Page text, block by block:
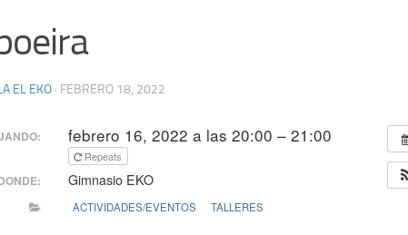
EL EKO · FEBRERO 18, 2022
febrero 16, 2022 a las 20:00 – 21:00
Repeats
Gimnasio EKO
ACTIVIDADES/EVENTOS TALLERES